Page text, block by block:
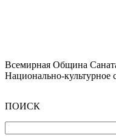
Всемирная Община
Национально-культурное
ПОИСК